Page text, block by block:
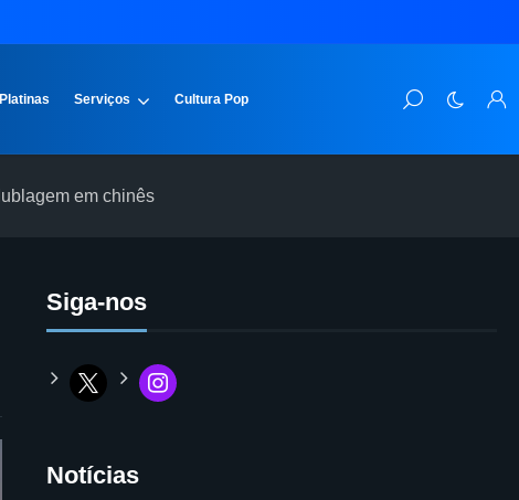
Platinas Serviços Cultura Pop
em chinês
Siga-nos
Notícias